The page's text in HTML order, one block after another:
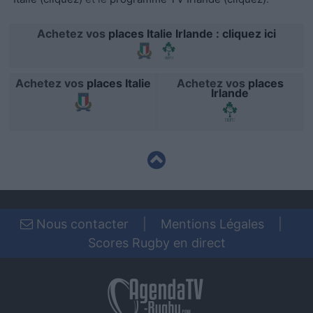
functionality and fraud prevention, and other
Achetez vos places Italie Irlande : cliquez ici
Achetez vos places Italie Achetez vos places
Irlande
Nous contacter Mentions Légales
Scores Rugby en direct